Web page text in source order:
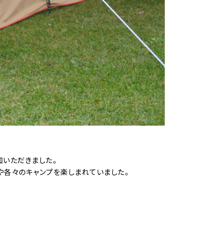
ただきました。
々のキャンプを楽しまれていました。